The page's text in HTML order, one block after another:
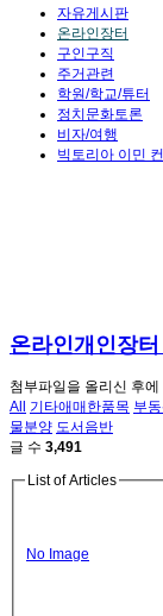
자유게시판
온라인장터
구인구직
주거관련
학원/학교/튜터
정치문화토론
비자/여행
빅토리아 이민
온라인개인장터
첨부파일을 올리신 후
All
기타애매한품목 부
물분양 도서음반
글 수 3,491
List of Articles
No Image